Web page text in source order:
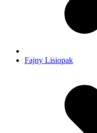
Fajny Lisiopak